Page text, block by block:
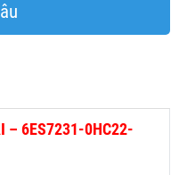
– 6ES7231-0HC22-